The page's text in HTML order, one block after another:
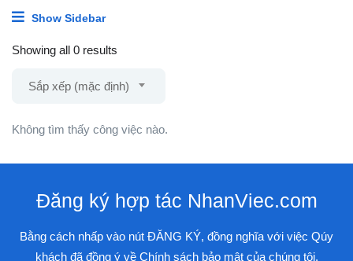
Show Sidebar
Showing all 0 results
Sắp xếp (mặc định)
Không tìm thấy công việc nào.
Đăng ký hợp tác NhanViec.com
Bằng cách nhấp vào nút ĐĂNG KÝ, đồng nghĩa với việc Qúy
khách đã đồng ý về Chính sách bảo mật của chúng tôi.